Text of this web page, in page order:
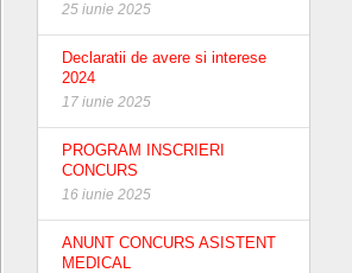
25 iunie 2025
Declaratii de avere si interese
2024
17 iunie 2025
PROGRAM INSCRIERI
CONCURS
16 iunie 2025
ANUNT CONCURS ASISTENT
MEDICAL